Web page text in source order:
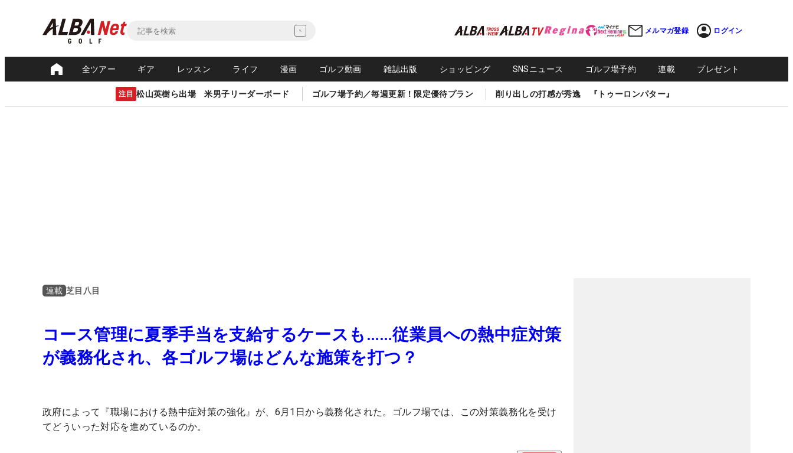
メルマガ登録 ログイン
全ツアー ギア レッスン ライフ 漫画 ゴルフ動画 雑誌出版 ショッピング SNSニュース ゴルフ場予約 連載 プレゼント
注目 松山英樹ら出場 米男子リーダーボード ゴルフ場予約／毎週更新！限定優待プラン 削り出しの打感が秀逸 『トゥーロンパター』
連載 芝目八目
コース管理に夏季手当を支給するケースも……従業員への熱中症対策
が義務化され、各ゴルフ場はどんな施策を打つ？
政府によって『職場における熱中症対策の強化』が、6月1日から義務化された。ゴルフ場では、この対策義務化を受け
てどういった対応を進めているのか。